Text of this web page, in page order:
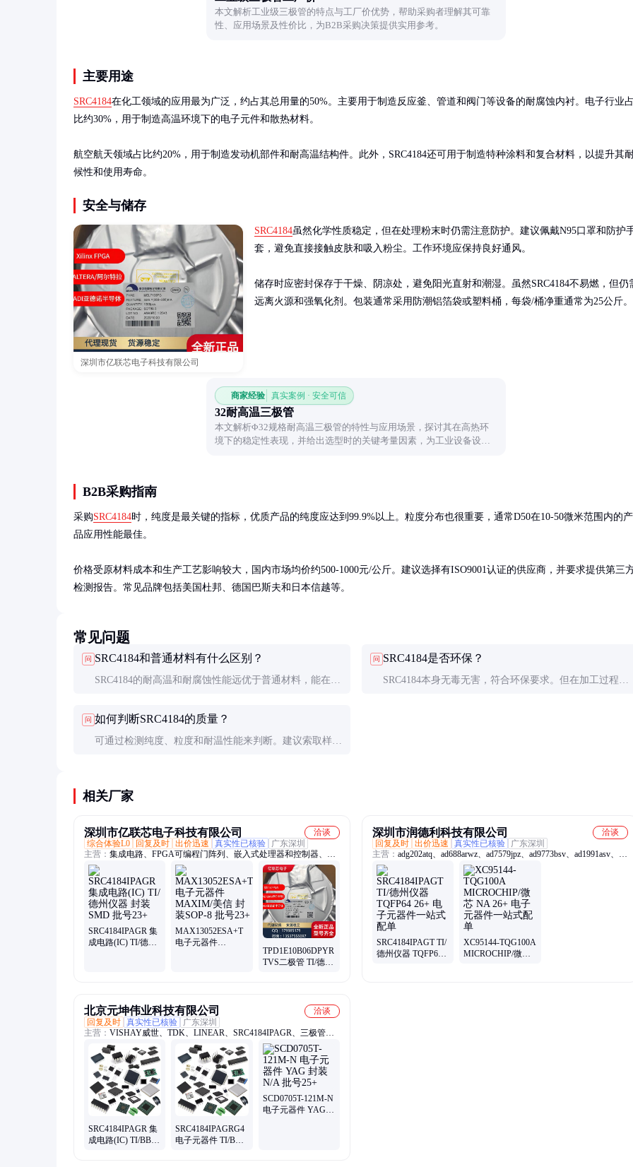
本文解析工业级三极管的特点与工厂价优势，帮助采购者理解其可靠
性、应用场景及性价比，为B2B采购决策提供实用参考。
主要用途
SRC4184在化工领域的应用最为广泛，约占其总用量的50%。主要用于制造反应釜、管道和阀门等设备的耐腐蚀内衬。电子行业
比约30%，用于制造高温环境下的电子元件和散热材料。
航空航天领域占比约20%，用于制造发动机部件和耐高温结构件。此外，SRC4184还可用于制造特种涂料和复合材料，以提升其
候性和使用寿命。
安全与储存
深圳市亿联芯电子科技有限公司
SRC4184虽然化学性质稳定，但在处理粉末时仍需注意防护。建议佩戴N95口罩和防护
套，避免直接接触皮肤和吸入粉尘。工作环境应保持良好通风。
储存时应密封保存于干燥、阴凉处，避免阳光直射和潮湿。虽然SRC4184不易燃，但仍
远离火源和强氧化剂。包装通常采用防潮铝箔袋或塑料桶，每袋/桶净重通常为25公斤。
商家经验 真实案例 · 安全可信
32耐高温三极管
本文解析Φ32规格耐高温三极管的特性与应用场景，探讨其在高热环
境下的稳定性表现，并给出选型时的关键考量因素，为工业设备设计
B2B采购指南
采购SRC4184时，纯度是最关键的指标，优质产品的纯度应达到99.9%以上。粒度分布也很重要，通常D50在10-50微米范围内的产
品应用性能最佳。
价格受原材料成本和生产工艺影响较大，国内市场均价约500-1000元/公斤。建议选择有ISO9001认证的供应商，并要求提供第三
检测报告。常见品牌包括美国杜邦、德国巴斯夫和日本信越等。
常见问题
问 SRC4184和普通材料有什么区别？
SRC4184的耐高温和耐腐蚀性能远优于普通材料，能在极
合一般环境，SRC4184适合特殊需求场景。
问 SRC4184是否环保？
SRC4184本身无毒无害，符合环保要求。但在加工过程中
问 如何判断SRC4184的质量？
可通过检测纯度、粒度和耐温性能来判断。建议索取样品
相关厂家
深圳市亿联芯电子科技有限公司
洽谈
综合体验L0
回复及时 出价迅速 真实性已核验
广东深圳
主营： 集成电路、FPGA可编程门阵列、嵌入式处理器和控制器、
SRC4184IPAGR、NAND闪存 内存、无线射频器、电源IC
SRC4184IPAGR 集
成电路(IC) TI/德州
MAX13052ESA+T
电子元器件
TPD1E10B06DPYR
TVS二极管 TI/德州
深圳市润德利科技有限公司
洽谈
回复及时 出价迅速 真实性已核验
广东深圳
主营： adg202atq、ad688arwz、ad7579jpz、ad9773bsv、ad1991asv、
ad7606bst、aduc848bs、ad5312brm、ad7495arz、ad7938bsu、
adm401bst、ad5308bru、ad9266ast、ad7760bvs、adsst8014、
adv7170ks、ad6421ast、adm232lan、msc1212y5、ad7490bru、
ad9945kcp、ad7825brz、ad9051brs、tps1100dr、l99dz70xp
SRC4184IPAGT TI/
德州仪器 TQFP64
XC95144-TQG100A
MICROCHIP/微芯
北京元坤伟业科技有限公司
洽谈
回复及时 真实性已核验
广东深圳
主营： VISHAY威世、TDK、LINEAR、SRC4184IPAGR、三极管、
BOURNS、EPCOS、SANYO
SRC4184IPAGR 集
成电路(IC) TI/BB
SRC4184IPAGRG4
电子元器件 TI/BB
SCD0705T-121M-N
电子元器件 YAG